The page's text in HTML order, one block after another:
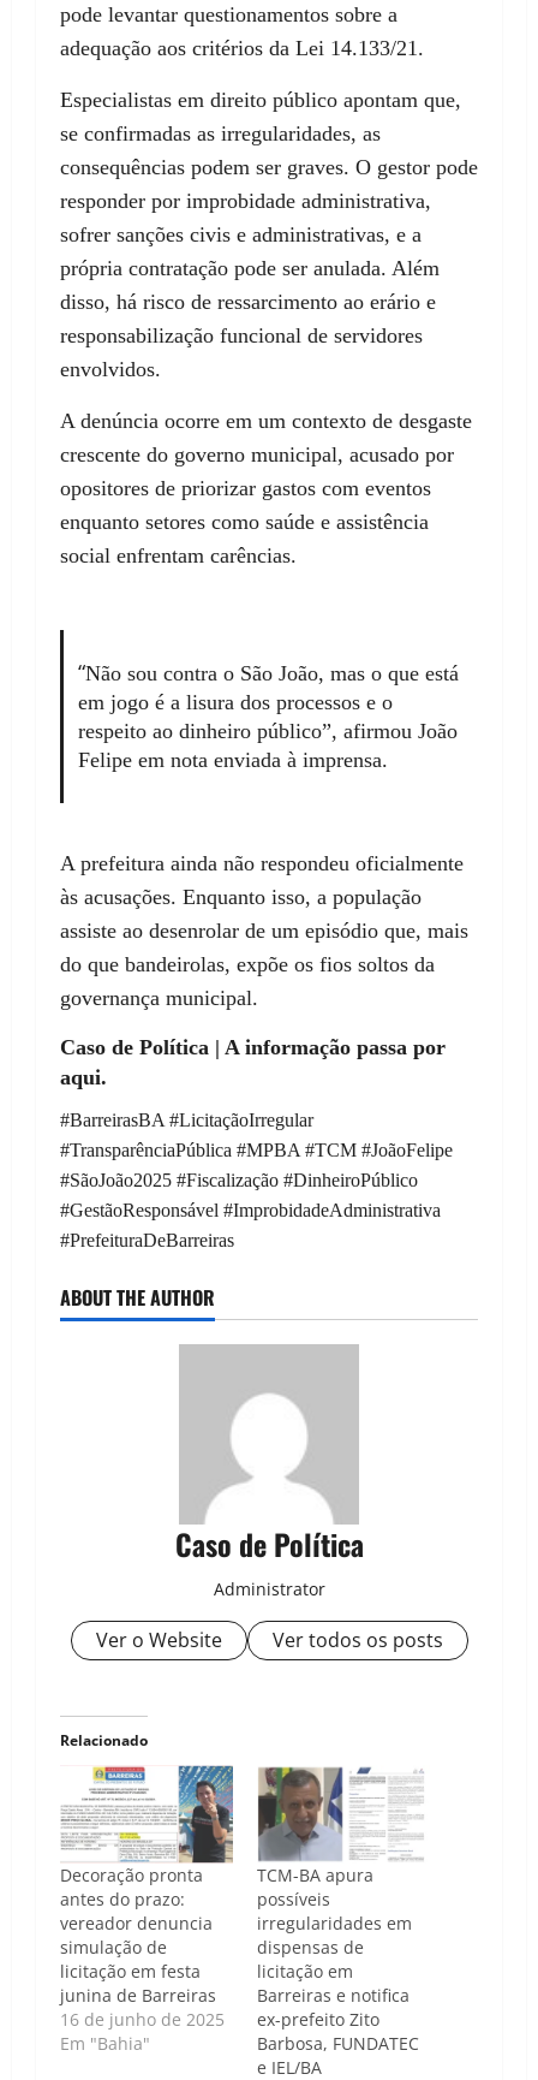
pode levantar questionamentos sobre a
adequação aos critérios da Lei 14.133/21.
Especialistas em direito público apontam que,
se confirmadas as irregularidades, as
consequências podem ser graves. O gestor pode
responder por improbidade administrativa,
sofrer sanções civis e administrativas, e a
própria contratação pode ser anulada. Além
disso, há risco de ressarcimento ao erário e
responsabilização funcional de servidores
envolvidos.
A denúncia ocorre em um contexto de desgaste
crescente do governo municipal, acusado por
opositores de priorizar gastos com eventos
enquanto setores como saúde e assistência
social enfrentam carências.
“Não sou contra o São João, mas o que está
em jogo é a lisura dos processos e o
respeito ao dinheiro público”, afirmou João
Felipe em nota enviada à imprensa.
A prefeitura ainda não respondeu oficialmente
às acusações. Enquanto isso, a população
assiste ao desenrolar de um episódio que, mais
do que bandeirolas, expõe os fios soltos da
governança municipal.
Caso de Política | A informação passa por
aqui.
#BarreirasBA #LicitaçãoIrregular
#TransparênciaPública #MPBA #TCM #JoãoFelipe
#SãoJoão2025 #Fiscalização #DinheiroPúblico
#GestãoResponsável #ImprobidadeAdministrativa
#PrefeituraDeBarreiras
ABOUT THE AUTHOR
Caso de Política
Administrator
Ver o Website Ver todos os posts
Relacionado
Decoração pronta
antes do prazo:
vereador denuncia
simulação de
licitação em festa
junina de Barreiras
16 de junho de 2025
Em "Bahia"
TCM-BA apura
possíveis
irregularidades em
dispensas de
licitação em
Barreiras e notifica
ex-prefeito Zito
Barbosa, FUNDATEC
e IEL/BA